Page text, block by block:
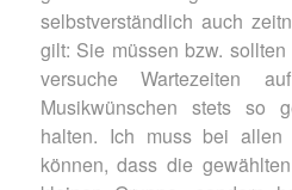
selbstverständlich auch
gilt: Sie müssen bzw.
versuche Wartezeiten
Musikwünschen stets so
halten. Ich muss bei allen
können, dass die